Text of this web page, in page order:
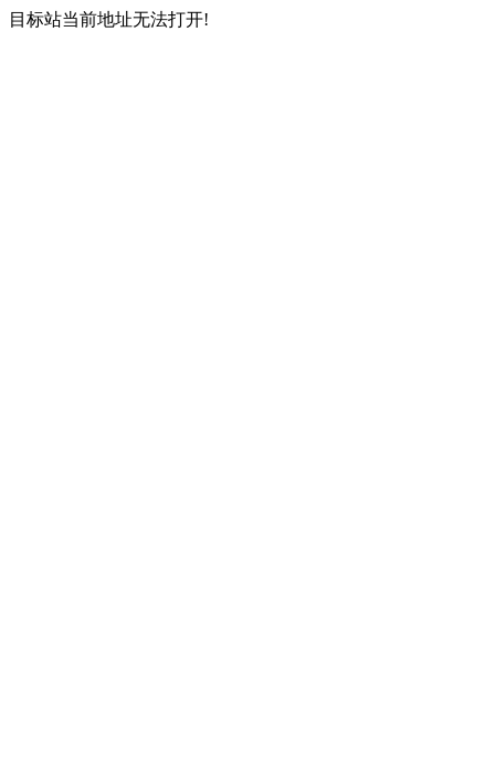
目标站当前地址无法打开!